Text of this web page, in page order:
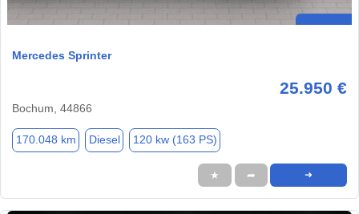
Mercedes Sprinter
25.950 €
Bochum, 44866
170.048 km Diesel 120 kw (163 PS)
★ ➦ ➜